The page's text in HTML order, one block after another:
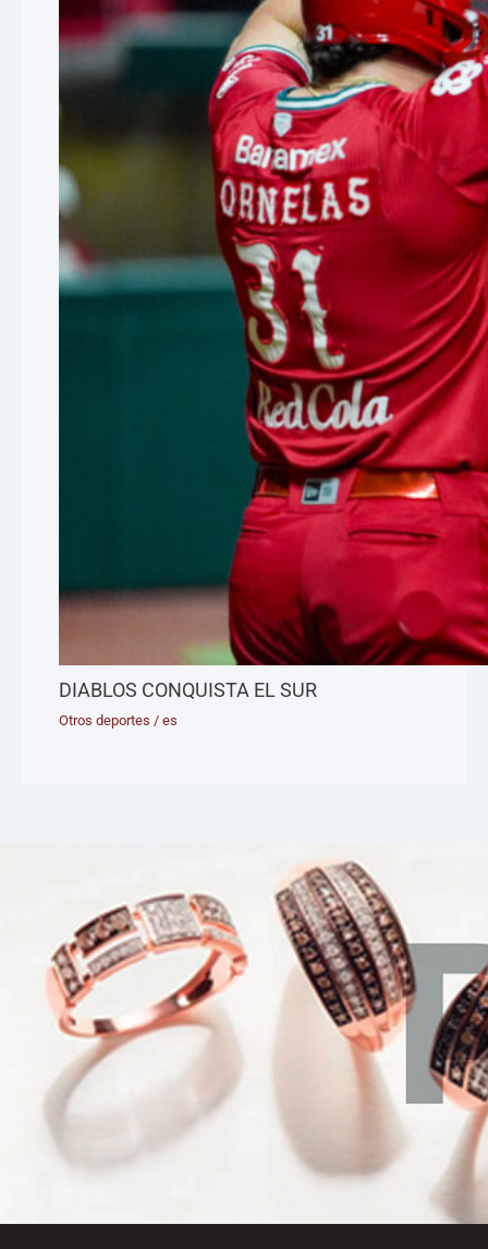
DIABLOS CONQUISTA EL SUR
Otros deportes /es